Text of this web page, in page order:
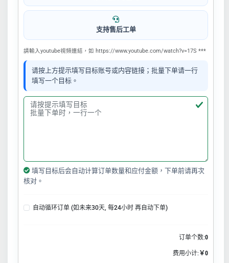
支持售后工单
請輸入youtube視頻連結，如 https://www.youtube.com/watch?v=17S ***
请按上方提示填写目标账号或内容链接；批量下单请一行
填写一个目标。
填写目标后会自动计算订单数量和应付金额，下单前请再次
核对。
自动循环订单 (如未来30天, 每24小时 再自动下单)
订单个数:0
费用小计: ￥0